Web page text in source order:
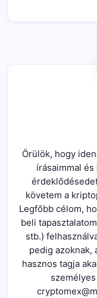
Örülök, hogy
írásaimmal
követem a
Legfőbb célom,
beli
stb.)
pedig azoknak,
hasznos tagja